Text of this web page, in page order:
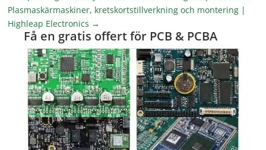
Plasmaskärmaskiner, kretskortstillverkning och montering |
Highleap Electronics →
Få en gratis offert för PCB & PCBA